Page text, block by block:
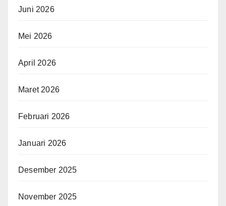
Juni 2026
Mei 2026
April 2026
Maret 2026
Februari 2026
Januari 2026
Desember 2025
November 2025